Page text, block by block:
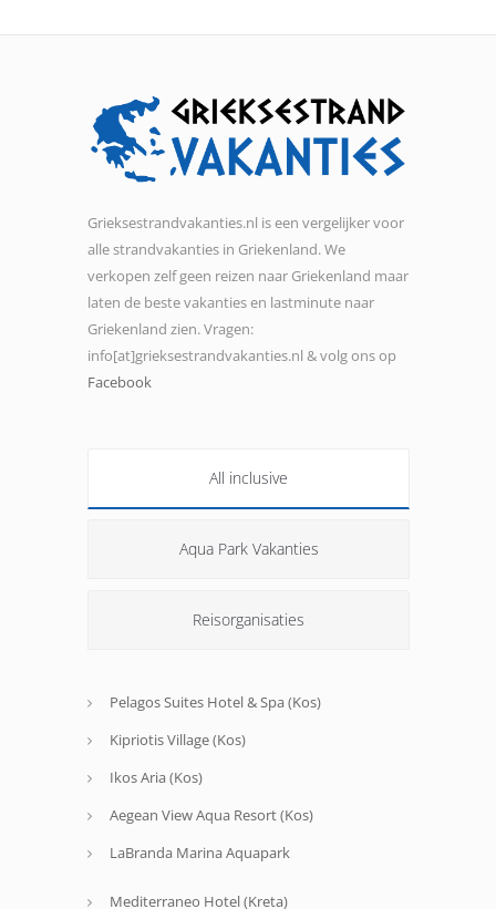
Grieksestrandvakanties.nl is een vergelijker voor
alle strandvakanties in Griekenland. We
verkopen zelf geen reizen naar Griekenland maar
laten de beste vakanties en lastminute naar
Griekenland zien. Vragen:
info[at]grieksestrandvakanties.nl & volg ons op
Facebook
All inclusive
Aqua Park Vakanties
Reisorganisaties
Pelagos Suites Hotel & Spa (Kos)
Kipriotis Village (Kos)
Ikos Aria (Kos)
Aegean View Aqua Resort (Kos)
LaBranda Marina Aquapark
Mediterraneo Hotel (Kreta)